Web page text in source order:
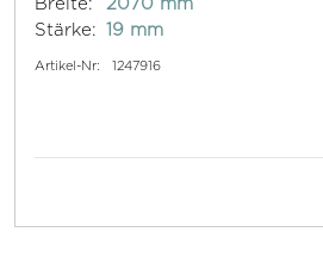
Stärke: 19 mm
Artikel-Nr: 1247916